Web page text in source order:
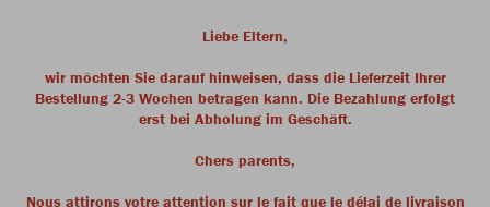
Liebe Eltern,
wir möchten Sie darauf hinweisen, dass die Lieferzeit Ihrer
Bestellung 2-3 Wochen betragen kann. Die Bezahlung erfolgt
erst bei Abholung im Geschäft.
Chers parents,
Nous attirons votre attention sur le fait que le délai de livraison